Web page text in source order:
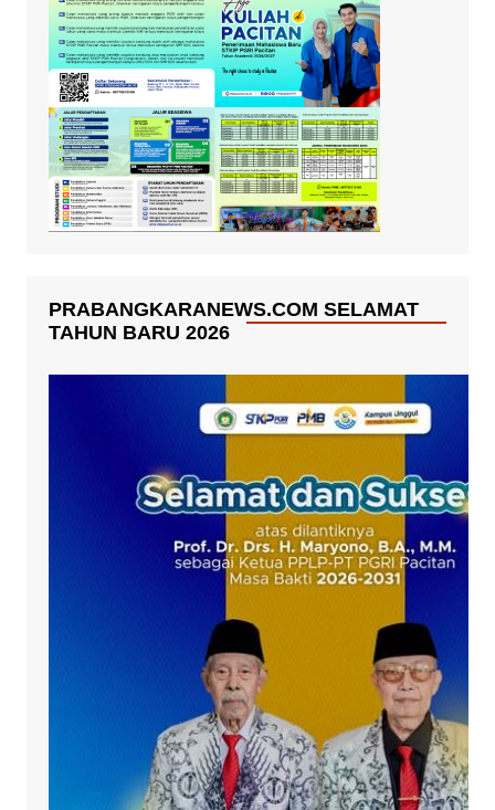
PRABANGKARANEWS.COM SELAMAT
TAHUN BARU 2026